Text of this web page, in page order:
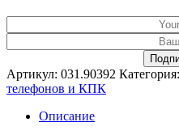
Артикул: 031.90392 Категория:
телефонов и КПК
Описание